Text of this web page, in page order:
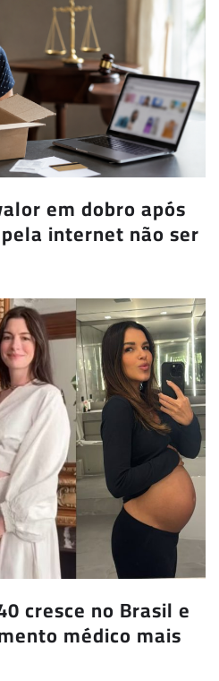
em dobro após
internet não ser
cresce no Brasil e
médico mais